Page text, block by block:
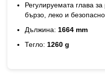
Регулируемата глава
бързо, леко и безопасно
Дължина: 1664 mm
Тегло: 1260 g